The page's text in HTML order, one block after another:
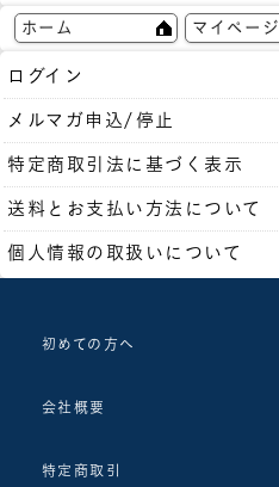
ホーム マイページ
ログイン
メルマガ申込/停止
特定商取引法に基づく表示
送料とお支払い方法について
個人情報の取扱いについて
初めての方へ
会社概要
特定商取引